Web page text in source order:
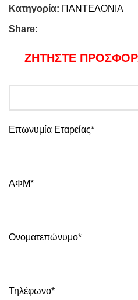
Κατηγορία: ΠΑΝΤΕΛΟΝΙΑ
Share:
ΖΗΤΗΣΤΕ
Επωνυμία Εταρείας*
ΑΦΜ*
Ονοματεπώνυμο*
Τηλέφωνο*